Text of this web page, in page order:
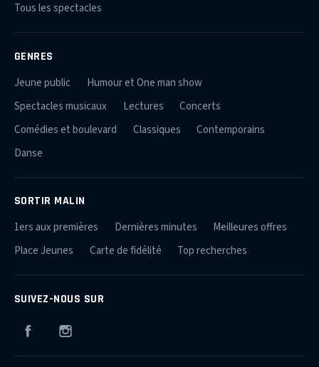
Tous les spectacles
GENRES
Jeune public
Humour et One man show
Spectacles musicaux
Lectures
Concerts
Comédies et boulevard
Classiques
Contemporains
Danse
SORTIR MALIN
1ers aux premières Dernières minutes
Meilleures offres
Place Jeunes
Carte de fidélité Top recherches
SUIVEZ-NOUS SUR
Facebook